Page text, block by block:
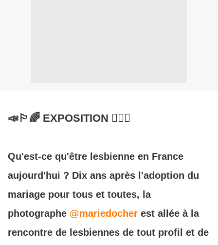
📣🏳️‍🌈 EXPOSITION 🏳️‍🌈📣
Qu'est-ce qu'être lesbienne en France
aujourd'hui ? Dix ans après l'adoption du
mariage pour tous et toutes, la
photographe @mariedocher est allée à la
rencontre de lesbiennes de tout profil et de